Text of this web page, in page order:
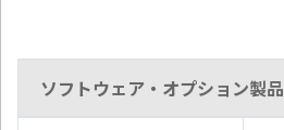
ソフトウェア・オプション製品